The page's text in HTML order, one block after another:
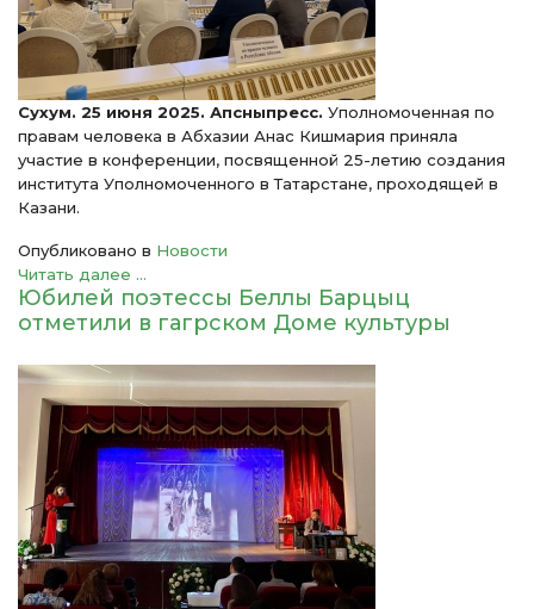
Сухум. 25 июня 2025. Апсныпресс. Уполномоченная по
правам человека в Абхазии Анас Кишмария приняла
участие в конференции, посвященной 25-летию создания
института Уполномоченного в Татарстане, проходящей в
Казани.
Опубликовано в Новости
Читать далее ...
Юбилей поэтессы Беллы Барцыц
отметили в гагрском Доме культуры